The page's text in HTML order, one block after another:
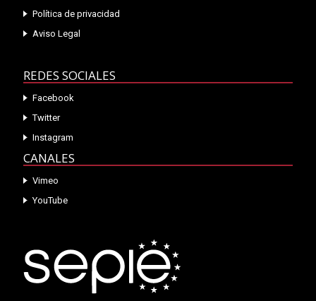
Política de privacidad
Aviso Legal
REDES SOCIALES
Facebook
Twitter
Instagram
CANALES
Vimeo
YouTube